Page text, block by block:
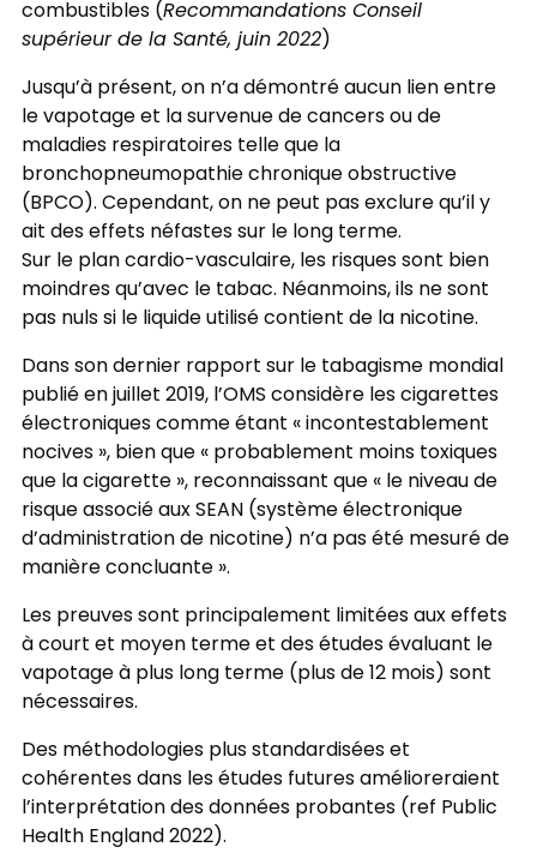
combustibles (Recommandations Conseil
supérieur de la Santé, juin 2022)
Jusqu’à présent, on n’a démontré aucun lien entre
le vapotage et la survenue de cancers ou de
maladies respiratoires telle que la
bronchopneumopathie chronique obstructive
(BPCO). Cependant, on ne peut pas exclure qu’il y
ait des effets néfastes sur le long terme.
Sur le plan cardio-vasculaire, les risques sont bien
moindres qu’avec le tabac. Néanmoins, ils ne sont
pas nuls si le liquide utilisé contient de la nicotine.
Dans son dernier rapport sur le tabagisme mondial
pu­blié en juillet 2019, l’OMS considère les cigarettes
élec­troniques comme étant « incontestablement
nocives », bien que « probablement moins toxiques
que la ciga­rette », reconnaissant que « le niveau de
risque associé aux SEAN (système électronique
d’administration de ni­cotine) n’a pas été mesuré de
manière concluante ».
Les preuves sont principalement limitées aux effets
à court et moyen terme et des études évaluant le
vapotage à plus long terme (plus de 12 mois) sont
nécessaires.
Des méthodologies plus standardisées et
cohérentes dans les études futures amélioreraient
l’interprétation des données probantes (ref Public
Health England 2022).